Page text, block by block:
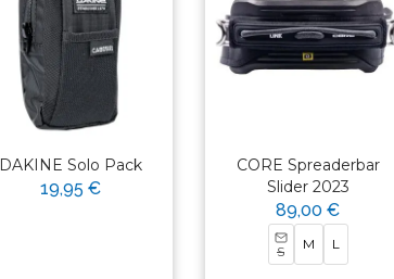
DAKINE Solo Pack
19,95 €
CORE Spreaderbar
Slider 2023
89,00 €
S M L